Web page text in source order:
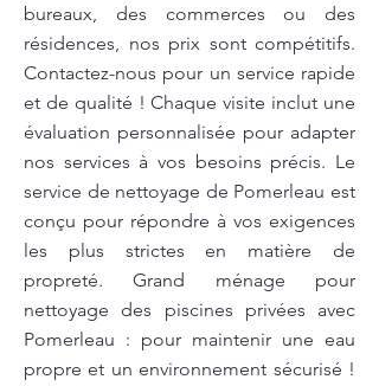
bureaux, des commerces ou des
résidences, nos prix sont compétitifs.
Contactez-nous pour un service rapide
et de qualité ! Chaque visite inclut une
évaluation personnalisée pour adapter
nos services à vos besoins précis. Le
service de nettoyage de Pomerleau est
conçu pour répondre à vos exigences
les plus strictes en matière de
propreté. Grand ménage pour
nettoyage des piscines privées avec
Pomerleau : pour maintenir une eau
propre et un environnement sécurisé !